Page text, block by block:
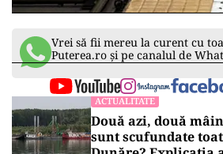
Vrei să fii mereu la curent cu
Puterea.ro și pe canalul de
ACTUALITATE
Două azi, două
sunt scufundate